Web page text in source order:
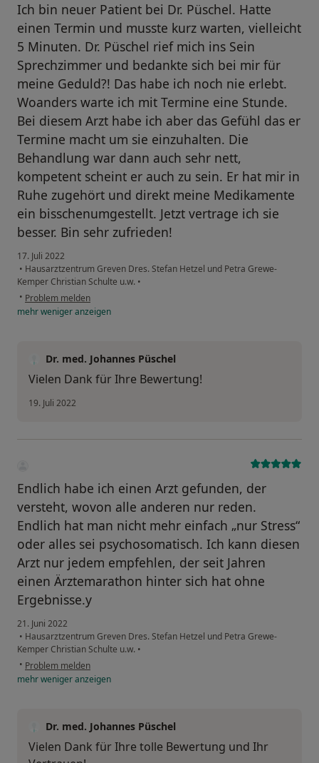
Ich bin neuer Patient bei Dr. Püschel. Hatte
einen Termin und musste kurz warten, vielleicht
5 Minuten. Dr. Püschel rief mich ins Sein
Sprechzimmer und bedankte sich bei mir für
meine Geduld?! Das habe ich noch nie erlebt.
Woanders warte ich mit Termine eine Stunde.
Bei diesem Arzt habe ich aber das Gefühl das er
Termine macht um sie einzuhalten. Die
Behandlung war dann auch sehr nett,
kompetent scheint er auch zu sein. Er hat mir in
Ruhe zugehört und direkt meine Medikamente
ein bisschenumgestellt. Jetzt vertrage ich sie
besser. Bin sehr zufrieden!
17. Juli 2022
• Hausarztzentrum Greven Dres. Stefan Hetzel und Petra Grewe-
Kemper Christian Schulte u.w. •
• Problem melden
mehrwenigeranzeigen
Dr. med. Johannes Püschel
Vielen Dank für Ihre Bewertung!
19. Juli 2022
Endlich habe ich einen Arzt gefunden, der
versteht, wovon alle anderen nur reden.
Endlich hat man nicht mehr einfach „nur Stress“
oder alles sei psychosomatisch. Ich kann diesen
Arzt nur jedem empfehlen, der seit Jahren
einen Ärztemarathon hinter sich hat ohne
Ergebnisse.y
21. Juni 2022
• Hausarztzentrum Greven Dres. Stefan Hetzel und Petra Grewe-
Kemper Christian Schulte u.w. •
• Problem melden
mehrwenigeranzeigen
Dr. med. Johannes Püschel
Vielen Dank für Ihre tolle Bewertung und Ihr